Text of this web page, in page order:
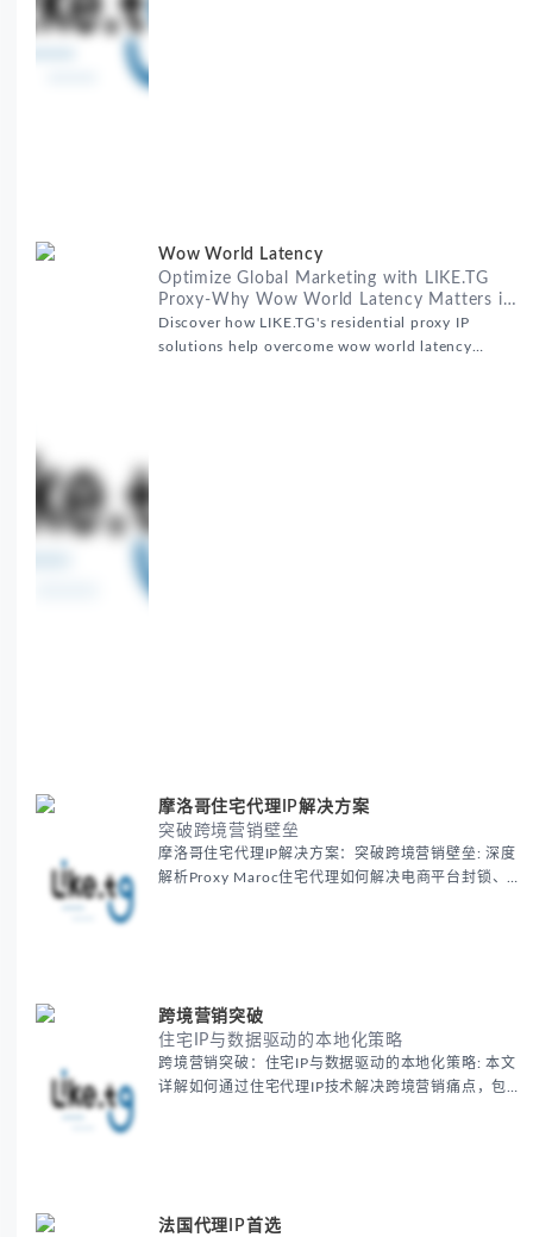
Wow World Latency
Optimize Global Marketing with LIKE.TG
Proxy-Why Wow World Latency Matters in
Global Marketing
Discover how LIKE.TG's residential proxy IP
solutions help overcome wow world latency
摩洛哥住宅代理IP解决方案
突破跨境营销壁垒
摩洛哥住宅代理IP解决方案：突破跨境营销壁垒: 深度
解析Proxy Maroc住宅代理如何解决电商平台封锁、社
跨境营销突破
住宅IP与数据驱动的本地化策略
跨境营销突破：住宅IP与数据驱动的本地化策略: 本文
详解如何通过住宅代理IP技术解决跨境营销痛点，包括
法国代理IP首选